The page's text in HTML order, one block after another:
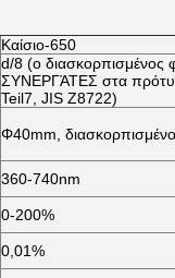
Καίσιο-650
d/8 (ο διασκορπισμένος
ΣΥΝΕΡΓΆΤΕΣ στα
Teil7, JIS Z8722)
Φ40mm,
360-740nm
0-200%
0,01%